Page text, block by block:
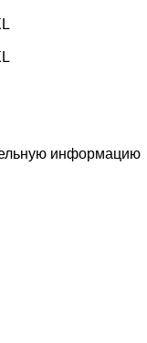
информацию